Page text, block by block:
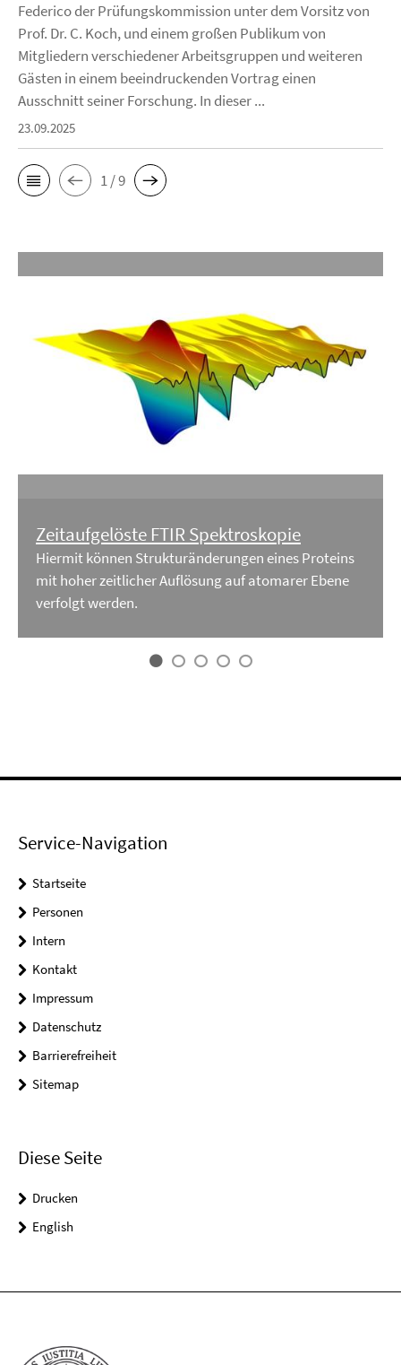
Federico der Prüfungskommission unter dem Vorsitz von
Prof. Dr. C. Koch, und einem großen Publikum von
Mitgliedern verschiedener Arbeitsgruppen und weiteren
Gästen in einem beeindruckenden Vortrag einen
Ausschnitt seiner Forschung. In dieser ...
23.09.2025
1 / 9
Zeitaufgelöste FTIR Spektroskopie
Hiermit können Strukturänderungen eines Proteins
mit hoher zeitlicher Auflösung auf atomarer Ebene
verfolgt werden.
Service-Navigation
Startseite
Personen
Intern
Kontakt
Impressum
Datenschutz
Barrierefreiheit
Sitemap
Diese Seite
Drucken
English